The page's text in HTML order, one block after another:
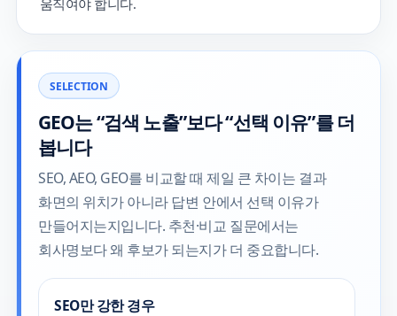
움직여야 합니다.
SELECTION
GEO는 “검색 노출”보다 “선택 이유”를 더
봅니다
SEO, AEO, GEO를 비교할 때 제일 큰 차이는 결과
화면의 위치가 아니라 답변 안에서 선택 이유가
만들어지는지입니다. 추천·비교 질문에서는
회사명보다 왜 후보가 되는지가 더 중요합니다.
SEO만 강한 경우